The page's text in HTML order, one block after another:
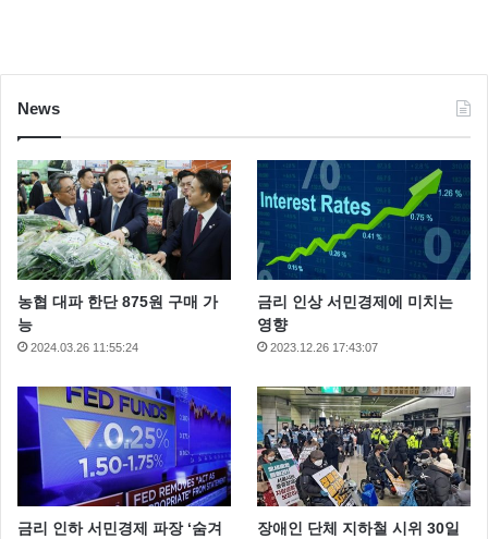
News
농협 대파 한단 875원 구매 가
능
2024.03.26 11:55:24
금리 인상 서민경제에 미치는
영향
2023.12.26 17:43:07
금리 인하 서민경제 파장 ‘숨겨
장애인 단체 지하철 시위 30일